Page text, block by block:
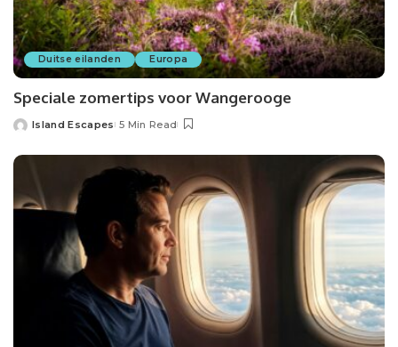
Duitse eilanden Europa
Speciale zomertips voor Wangerooge
Posted
Island Escapes 5 Min Read